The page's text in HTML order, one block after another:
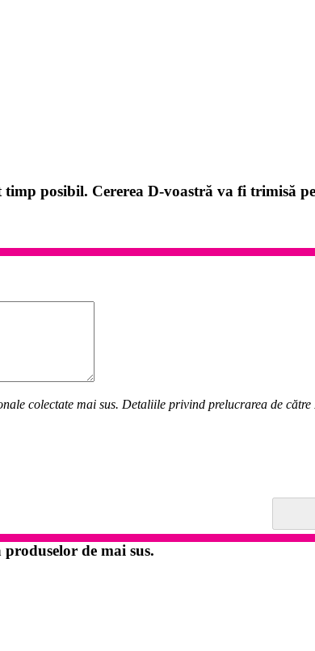
posibil. Cererea D-voastră va fi trimisă pe
colectate mai sus. Detaliile privind prelucrarea de către
de mai sus.